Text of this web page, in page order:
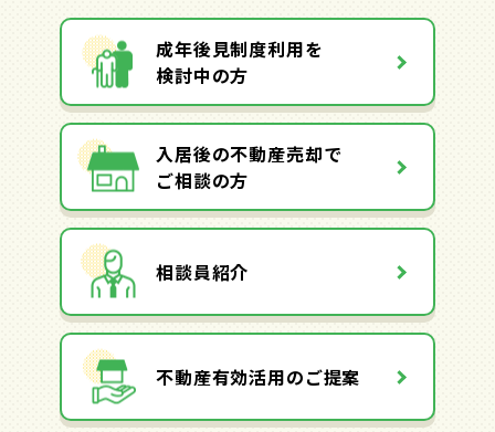
成年後見制度利用を
検討中の方
入居後の不動産売却で
ご相談の方
相談員紹介
不動産有効活用のご提案